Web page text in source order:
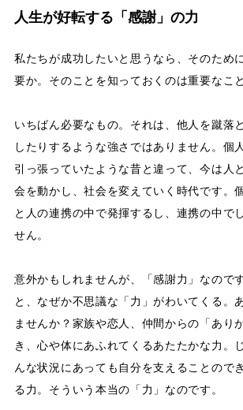
人生が好転する「感謝」の力
私たちが成功したいと思うなら、そのため
要か。そのことを知っておくのは重要なこ
いちばん必要なもの。それは、他人を蹴落
したりするような強さではありません。個
引っ張っていたような昔と違って、今は人
会を動かし、社会を変えていく時代です。
と人の連携の中で発揮するし、連携の中で
せん。
意外かもしれませんが、「感謝力」なので
と、なぜか不思議な「力」がわいてくる。
ませんか？家族や恋人、仲間からの「あり
き、心や体にあふれてくるあたたかな力。
んな状況にあっても自分を支えることので
る力。そういう本当の「力」なのです。